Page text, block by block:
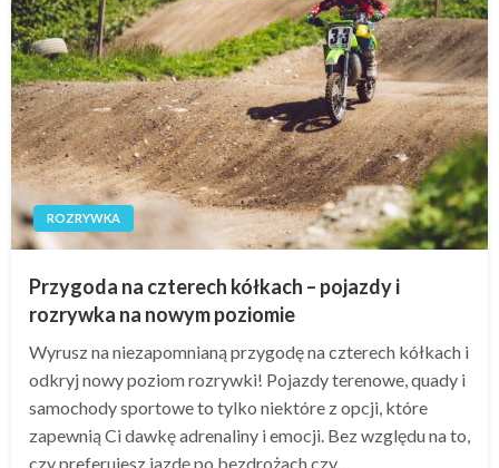
ROZRYWKA
Przygoda na czterech kółkach – pojazdy i
rozrywka na nowym poziomie
Wyrusz na niezapomnianą przygodę na czterech kółkach i
odkryj nowy poziom rozrywki! Pojazdy terenowe, quady i
samochody sportowe to tylko niektóre z opcji, które
zapewnią Ci dawkę adrenaliny i emocji. Bez względu na to,
czy preferujesz jazdę po bezdrożach czy…